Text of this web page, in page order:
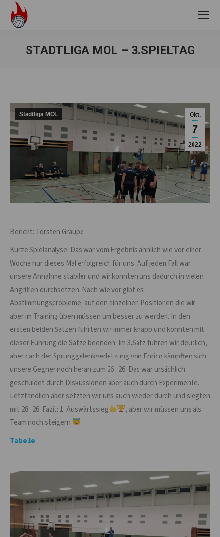
STADTLIGA MOL – 3.SPIELTAG
Okt.
7
2022
Stadtliga MOL
Bericht: Torsten Graupe
Kurze Spielanalyse: Das war vom Ergebnis ähnlich wie vor einer
Woche nur dieses Mal erfolgreich für uns. Auf jeden Fall war
unsere Annahme stabiler und wir konnten uns dadurch in vielen
Angriffen durchsetzen. Nach wie vor gibt es
Abstimmungsprobleme, auf den einzelnen Positionen die wir
aber im Training üben müssen um besser zu werden. In den
ersten beiden Sätzen führten wir immer knapp und konnten mit
dieser Führung die Sätze beenden. Im 3.Satz führen wir deutlich,
aber nach der Sprunggelenkverletzung von Enrico kämpften sich
unsere Gegner noch heran zum 26 : 26. Das war ursächlich
geschuldet durch Diskussionen aber auch durch Experimente.
Letztendlich aber setzten wir uns auch wieder durch und siegten
mit 28 : 26. Fazit: 1. Auswärtssieg
, aber wir müssen uns als
Team noch steigern
Tabelle